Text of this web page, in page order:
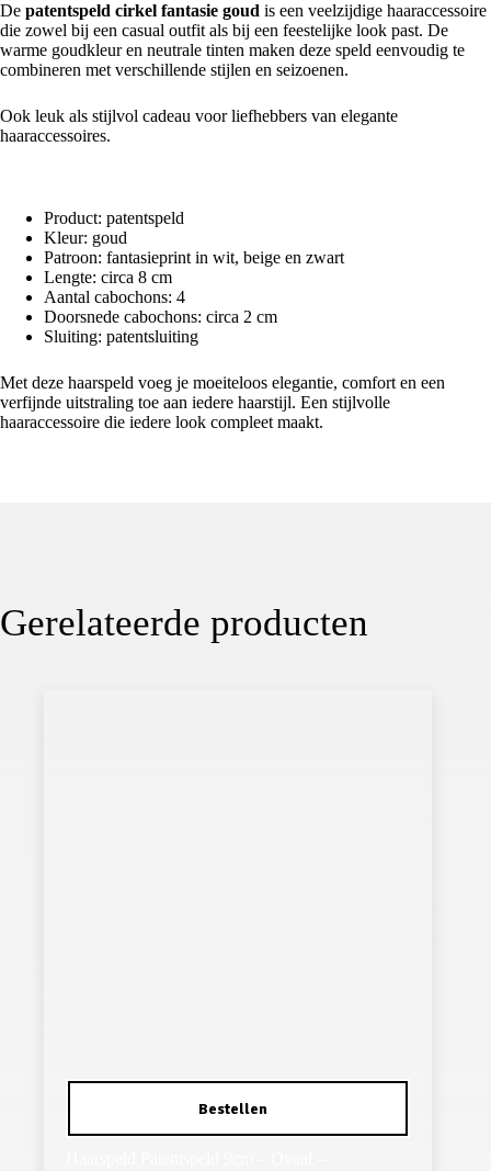
De patentspeld cirkel fantasie goud is een veelzijdige haaraccessoire
die zowel bij een casual outfit als bij een feestelijke look past. De
warme goudkleur en neutrale tinten maken deze speld eenvoudig te
combineren met verschillende stijlen en seizoenen.
Ook leuk als stijlvol cadeau voor liefhebbers van elegante
haaraccessoires.
Product: patentspeld
Kleur: goud
Patroon: fantasieprint in wit, beige en zwart
Lengte: circa 8 cm
Aantal cabochons: 4
Doorsnede cabochons: circa 2 cm
Sluiting: patentsluiting
Met deze haarspeld voeg je moeiteloos elegantie, comfort en een
verfijnde uitstraling toe aan iedere haarstijl. Een stijlvolle
haaraccessoire die iedere look compleet maakt.
Gerelateerde producten